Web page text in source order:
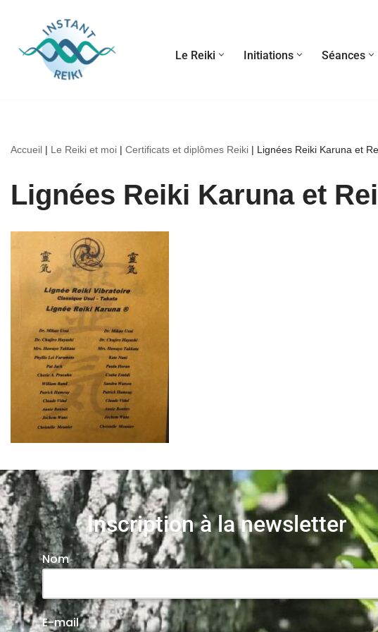
au
Le Reiki Initiations Séances
Accueil | Le Reiki et moi | Certificats et diplômes Reiki | Lignées Reiki Karuna et
Lignées Reiki Karuna et
Inscription à la newsletter
Nom
E-mail